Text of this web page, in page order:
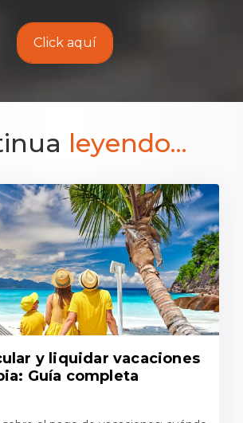
Click aquí
leyendo...
y liquidar vacaciones
Guía completa